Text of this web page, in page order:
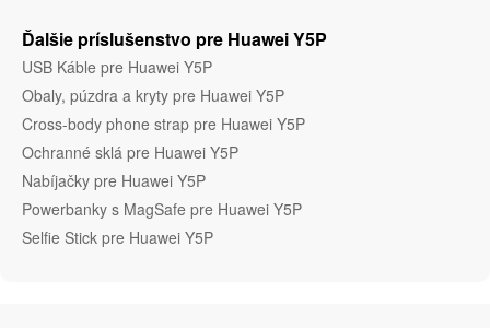
Ďalšie príslušenstvo pre Huawei Y5P
USB Káble pre Huawei Y5P
Obaly, púzdra a kryty pre Huawei Y5P
Cross-body phone strap pre Huawei Y5P
Ochranné sklá pre Huawei Y5P
Nabíjačky pre Huawei Y5P
Powerbanky s MagSafe pre Huawei Y5P
Selfie Stick pre Huawei Y5P